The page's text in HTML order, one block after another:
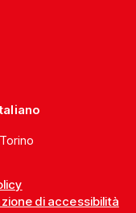
di accessibilità